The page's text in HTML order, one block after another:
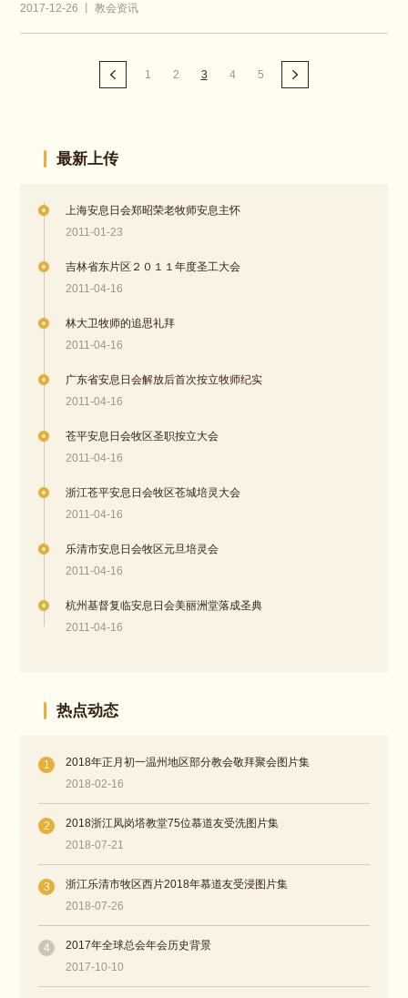
2017-12-26 丨 教会资讯
1 2 3 4 5
最新上传
上海安息日会郑昭荣老牧师安息主怀
2011-01-23
吉林省东片区２０１１年度圣工大会
2011-04-16
林大卫牧师的追思礼拜
2011-04-16
广东省安息日会解放后首次按立牧师纪实
2011-04-16
苍平安息日会牧区圣职按立大会
2011-04-16
浙江苍平安息日会牧区苍城培灵大会
2011-04-16
乐清市安息日会牧区元旦培灵会
2011-04-16
杭州基督复临安息日会美丽洲堂落成圣典
2011-04-16
热点动态
1
2018年正月初一温州地区部分教会敬拜聚会图片集
2018-02-16
2
2018浙江凤岗塔教堂75位慕道友受洗图片集
2018-07-21
3
浙江乐清市牧区西片2018年慕道友受浸图片集
2018-07-26
4
2017年全球总会年会历史背景
2017-10-10